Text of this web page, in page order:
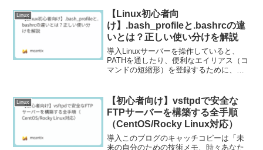
るヒントです。「新しいOSを試してみた
いけど、今の環...
Linux
【Linux初心者向
け】.bash_profileと.bashrcの違
いとは？正しい使い分けを解説
導入Linuxサーバーを操作していると、
PATHを通したり、便利なエイリアス（コ
マンドの短縮形）を登録するために、
見かけますよね。しかし、この2つ...
Linux
【初心者向け】vsftpdで安全な
FTPサーバーを構築する全手順
（CentOS/Rocky Linux対応）
導入このブログのキャッチコピーは「未
来の自分のための技術メモ、時々あなた